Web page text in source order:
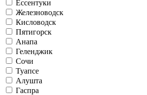
Ессентуки
Железноводск
Кисловодск
Пятигорск
Анапа
Геленджик
Сочи
Туапсе
Алушта
Гаспра